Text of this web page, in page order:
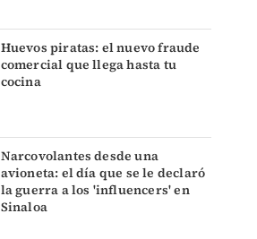
Huevos piratas: el nuevo fraude
comercial que llega hasta tu
cocina
Narcovolantes desde una
avioneta: el día que se le declaró
la guerra a los 'influencers' en
Sinaloa